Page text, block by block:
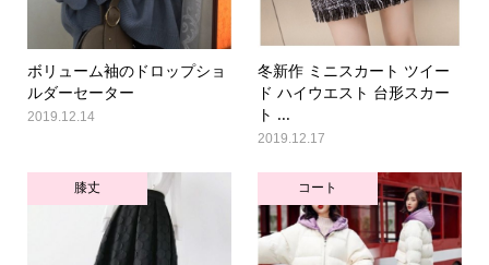
ボリューム袖のドロップショ
ルダーセーター
2019.12.14
冬新作 ミニスカート ツイー
ド ハイウエスト 台形スカー
ト ...
2019.12.17
膝丈 コート